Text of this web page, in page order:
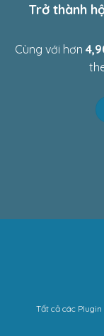
Trở thành
Cùng với hơn
Tất cả các Plugin